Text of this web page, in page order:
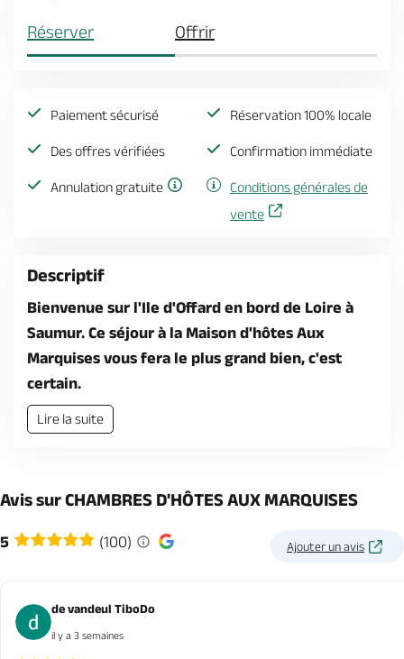
Réserver Offrir
Paiement sécurisé Réservation 100% locale
Des offres vérifiées Confirmation immédiate
Annulation gratuite
Conditions générales de
vente
Descriptif
Bienvenue sur l'Ile d'Offard en bord de Loire à
Saumur. Ce séjour à la Maison d'hôtes Aux
Marquises vous fera le plus grand bien, c'est
certain.
Lire la suite
Avis sur CHAMBRES D'HÔTES AUX MARQUISES
5 (100) Ajouter un avis
de vandeul TiboDo
il y a 3 semaines